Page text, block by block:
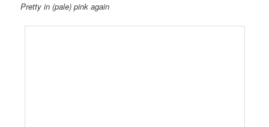
Pretty in (pale) pink again